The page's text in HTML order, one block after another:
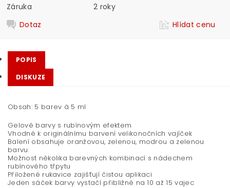
Záruka
2 roky
Dotaz
Hlídat cenu
POPIS
DISKUZE
Obsah: 5 barev à 5 ml
Gelové barvy s rubínovým efektem
Vhodné k originálnímu barvení velikonočních vajíček
Balení obsahuje oranžovou, zelenou, modrou a zelenou
barvu
Možnost několika barevných kombinací s nádechem
rubínového třpytu
Přiložené rukavice zajišťují čistou aplikaci
Jeden sáček barvy vystačí přibližně na 10 až 15 vajec